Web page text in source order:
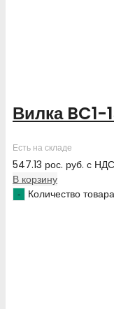
Вилка BC1-
Есть на складе
547.13 рос. руб. с НДС
В корзину
Количество